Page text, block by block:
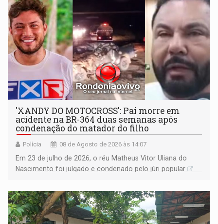
'XANDY DO MOTOCROSS': Pai morre em
acidente na BR-364 duas semanas após
condenação do matador do filho
Polícia 08 de Agosto de 2026 às 14:07
Em 23 de julho de 2026, o réu Matheus Vitor Uliana do
Nascimento foi julgado e condenado pelo júri popular